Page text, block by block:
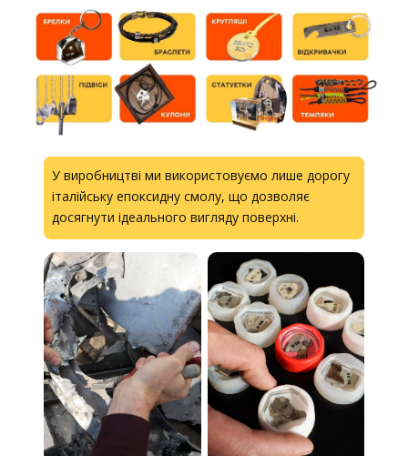
У виробництві ми використовуємо лише дорогу
італійську епоксидну смолу, що дозволяє
досягнути ідеального вигляду поверхні.